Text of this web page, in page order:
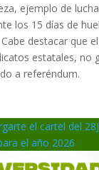
ejemplo de
los 15 días de
destacar que
estatales, no
a referéndum.
el cartel del
el año 2026